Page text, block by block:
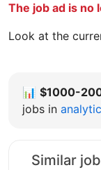
The job ad is no
Look at the
📊 $1000-
jobs in
Similar